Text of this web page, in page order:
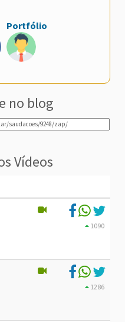
Portfólio
no blog
Vídeos
1090
1286